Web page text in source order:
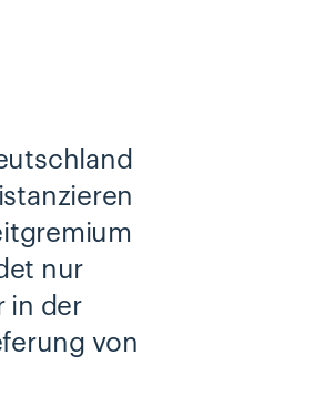
nur
in der
von